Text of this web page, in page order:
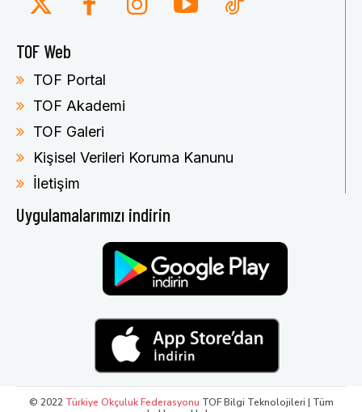
TOF Web
TOF Portal
TOF Akademi
TOF Galeri
Kişisel Verileri Koruma Kanunu
İletişim
Uygulamalarımızı indirin
© 2022 Türkiye Okçuluk Federasyonu TOF Bilgi Teknolojileri | Tüm